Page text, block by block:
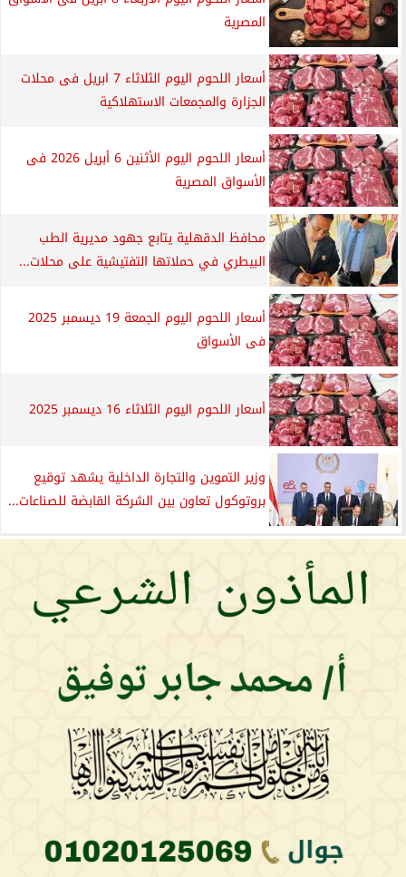
المصرية
أسعار اللحوم اليوم الثلاثاء 7 ابريل فى محلات
الجزارة والمجمعات الاستهلاكية
أسعار اللحوم اليوم الأثنين 6 أبريل 2026 فى
الأسواق المصرية
محافظ الدقهلية يتابع جهود مديرية الطب
البيطري في حملاتها التفتيشية على محلات...
أسعار اللحوم اليوم الجمعة 19 ديسمبر 2025
فى الأسواق
أسعار اللحوم اليوم الثلاثاء 16 ديسمبر 2025
وزير التموين والتجارة الداخلية يشهد توقيع
بروتوكول تعاون بين الشركة القابضة للصناعات...